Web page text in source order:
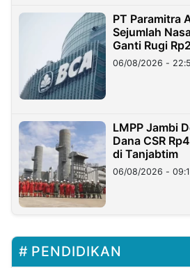
PT Paramitra
Sejumlah
Ganti Rugi
06/08/2026 -
LMPP Jambi
Dana CSR
di Tanjabtim
06/08/2026 -
PENDIDIKAN